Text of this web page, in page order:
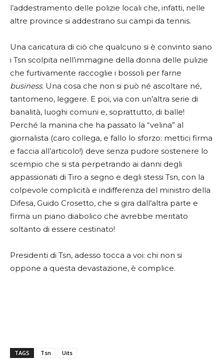
l’addestramento delle polizie locali che, infatti, nelle
altre province si addestrano sui campi da tennis.
Una caricatura di ciò che qualcuno si è convinto siano
i Tsn scolpita nell’immagine della donna delle pulizie
che furtivamente raccoglie i bossoli per farne
business. Una cosa che non si può né ascoltare né,
tantomeno, leggere. E poi, via con un’altra serie di
banalità, luoghi comuni e, soprattutto, di balle!
Perché la manina che ha passato la “velina” al
giornalista (caro collega, e fallo lo sforzo: mettici firma
e faccia all’articolo!) deve senza pudore sostenere lo
scempio che si sta perpetrando ai danni degli
appassionati di Tiro a segno e degli stessi Tsn, con la
colpevole complicità e indifferenza del ministro della
Difesa, Guido Crosetto, che si gira dall’altra parte e
firma un piano diabolico che avrebbe meritato
soltanto di essere cestinato!
Presidenti di Tsn, adesso tocca a voi: chi non si
oppone a questa devastazione, è complice.
TAGS Tsn Uits